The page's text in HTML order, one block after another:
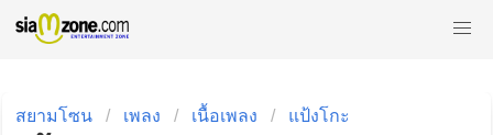
สยามโซน เพลง เนื้อเพลง แป้งโกะ